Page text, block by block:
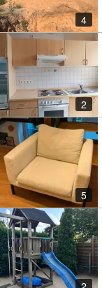
4
2
5